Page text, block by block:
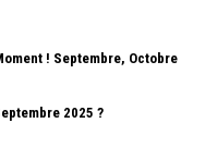
! Septembre, Octobre
2025 ?